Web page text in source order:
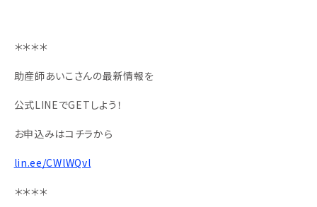
＊＊＊＊
助産師あいこさんの最新情報を
公式LINEでGETしよう！
お申込みはコチラから
lin.ee/CWlWQvl
＊＊＊＊